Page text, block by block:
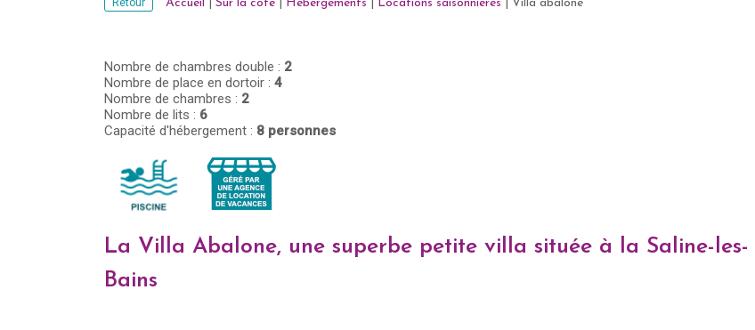
Retour Accueil Sur la cote Hébergements Locations saisonniéres Villa abalone
Nombre de chambres double : 2
Nombre de place en dortoir : 4
Nombre de chambres : 2
Nombre de lits : 6
Capacité d'hébergement : 8 personnes
La Villa Abalone, une superbe petite villa située à la Saline-les-
Bains